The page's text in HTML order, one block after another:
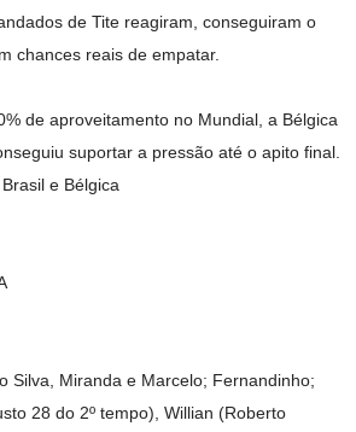
de Tite reagiram, conseguiram o
chances reais de empatar.
de aproveitamento no Mundial, a Bélgica
suportar a pressão até o apito final.
e Bélgica
Silva, Miranda e Marcelo; Fernandinho;
28 do 2º tempo), Willian (Roberto